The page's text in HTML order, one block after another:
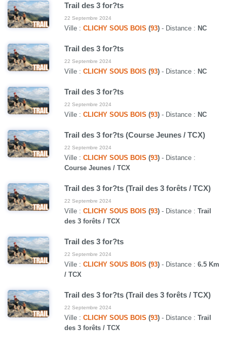
Trail des 3 for?ts
22 Septembre 2024
Ville : CLICHY SOUS BOIS (93) - Distance : NC
Trail des 3 for?ts
22 Septembre 2024
Ville : CLICHY SOUS BOIS (93) - Distance : NC
Trail des 3 for?ts
22 Septembre 2024
Ville : CLICHY SOUS BOIS (93) - Distance : NC
Trail des 3 for?ts (Course Jeunes / TCX)
22 Septembre 2024
Ville : CLICHY SOUS BOIS (93) - Distance :
Course Jeunes / TCX
Trail des 3 for?ts (Trail des 3 forêts / TCX)
22 Septembre 2024
Ville : CLICHY SOUS BOIS (93) - Distance : Trail
des 3 forêts / TCX
Trail des 3 for?ts
22 Septembre 2024
Ville : CLICHY SOUS BOIS (93) - Distance : 6.5 Km
/ TCX
Trail des 3 for?ts (Trail des 3 forêts / TCX)
22 Septembre 2024
Ville : CLICHY SOUS BOIS (93) - Distance : Trail
des 3 forêts / TCX